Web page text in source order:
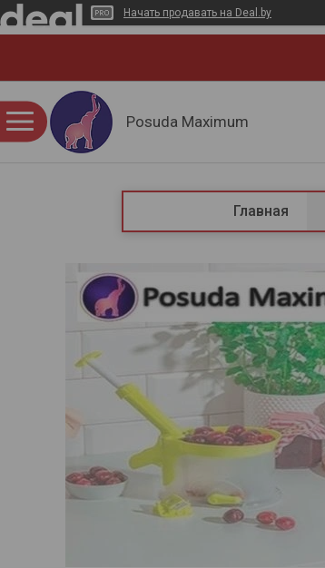
Начать продавать на Deal.by
Posuda Maximum
Главная